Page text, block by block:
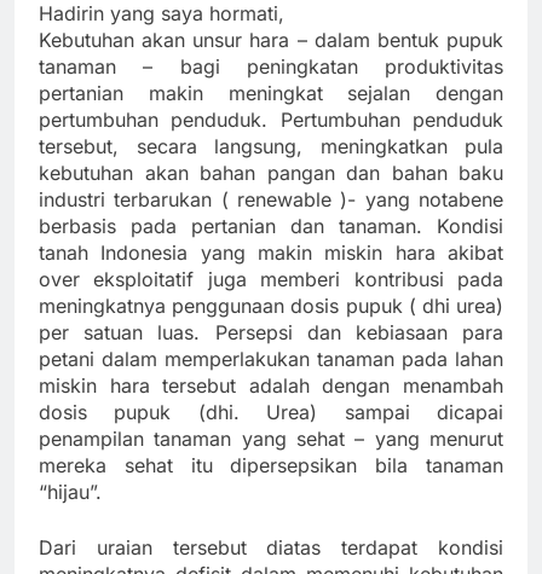
Hadirin yang saya hormati,
Kebutuhan akan unsur hara – dalam bentuk pupuk
tanaman – bagi peningkatan produktivitas
pertanian makin meningkat sejalan dengan
pertumbuhan penduduk. Pertumbuhan penduduk
tersebut, secara langsung, meningkatkan pula
kebutuhan akan bahan pangan dan bahan baku
industri terbarukan ( renewable )- yang notabene
berbasis pada pertanian dan tanaman. Kondisi
tanah Indonesia yang makin miskin hara akibat
over eksploitatif juga memberi kontribusi pada
meningkatnya penggunaan dosis pupuk ( dhi urea)
per satuan luas. Persepsi dan kebiasaan para
petani dalam memperlakukan tanaman pada lahan
miskin hara tersebut adalah dengan menambah
dosis pupuk (dhi. Urea) sampai dicapai
penampilan tanaman yang sehat – yang menurut
mereka sehat itu dipersepsikan bila tanaman
“hijau”.
Dari uraian tersebut diatas terdapat kondisi